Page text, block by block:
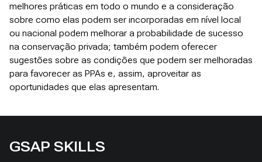
melhores práticas em todo o mundo e a consideração
sobre como elas podem ser incorporadas em nível local
ou nacional podem melhorar a probabilidade de sucesso
na conservação privada; também podem oferecer
sugestões sobre as condições que podem ser melhoradas
para favorecer as PPAs e, assim, aproveitar as
oportunidades que elas apresentam.
GSAP SKILLS